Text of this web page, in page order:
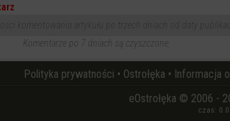
Komentarze po 7 dniach są czyszczone.
Polityka prywatności • Ostrołęka • Informacja
eOstrołęka © 2006 -
czas: